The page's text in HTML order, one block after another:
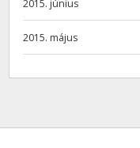
2015. június
2015. május